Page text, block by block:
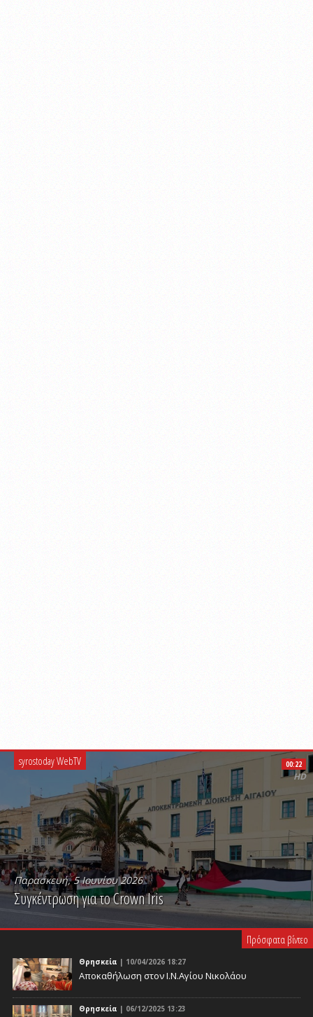
syrostoday WebTV
Παρασκευή, 5 Ιουνίου 2026
Συγκέντρωση για το Crown Iris
PLAY VIDEO
00:22
HD
Πρόσφατα βίντεο
Θρησκεία | 10/04/2026 18:27
Αποκαθήλωση στον Ι.Ν.Αγίου Νικολάου
Θρησκεία | 06/12/2025 13:23